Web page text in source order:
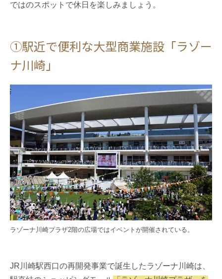
ではのスポットで休日を楽しみましょう。
①駅近で便利な大型商業施設「ラゾー
ナ川崎」
ラゾーナ川崎プラザ2階の広場ではイベントが開催されている。
JR川崎駅西口の再開発事業で誕生したラゾーナ川崎は、